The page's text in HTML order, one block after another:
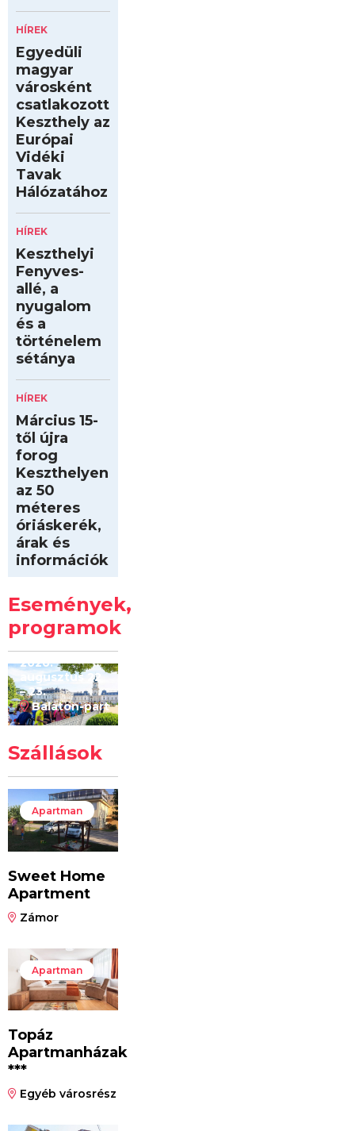
HÍREK
Egyedüli
magyar
városként
csatlakozott
Keszthely az
Európai
Vidéki
Tavak
Hálózatához
HÍREK
Keszthelyi
Fenyves-
allé, a
nyugalom
és a
történelem
sétánya
HÍREK
Március 15-
től újra
forog
Keszthelyen
az 50
méteres
óriáskerék,
árak és
információk
Események,
programok
Kilóméterek
2026
2026.
augusztus 22
– 23.
Balaton-part
Szállások
Apartman
Sweet Home
Apartment
Zámor
Apartman
Topáz
Apartmanházak
***
Egyéb városrész